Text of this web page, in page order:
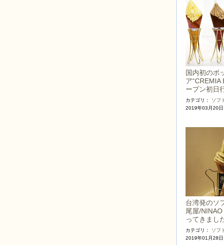
国内初のポ
ア“CREMIA
ープン初日
カテゴリ： ソフ
2019年03月20日
台湾発のソ
尾屋/
ってきまし
カテゴリ： ソフ
2019年01月28日